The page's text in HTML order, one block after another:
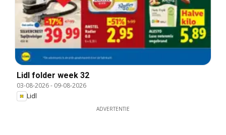
Lidl folder week 32
03-08-2026- 09-08-2026
Lidl
ADVERTENTIE